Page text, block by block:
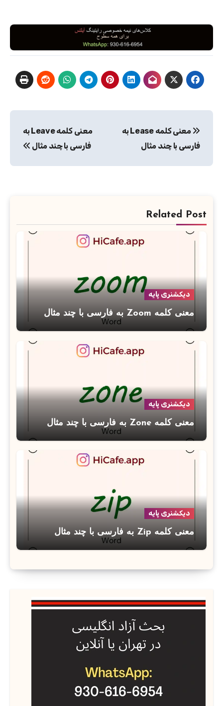
نوشته
معنی کلمه Lease به
فارسی با چند مثال
معنی کلمه Leave به
فارسی با چند مثال
Related Post
دیکشنری پایه
معنی کلمه Zoom به فارسی با چند مثال
دیکشنری پایه
معنی کلمه Zone به فارسی با چند مثال
دیکشنری پایه
معنی کلمه Zip به فارسی با چند مثال